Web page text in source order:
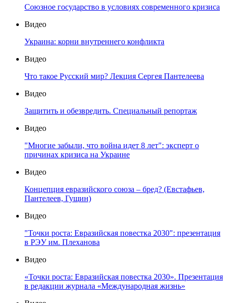
Союзное государство в условиях современного кризиса
Видео
Украина: корни внутреннего конфликта
Видео
Что такое Русский мир? Лекция Сергея Пантелеева
Видео
Защитить и обезвредить. Специальный репортаж
Видео
"Многие забыли, что война идет 8 лет": эксперт о
причинах кризиса на Украине
Видео
Концепция евразийского союза – бред? (Евстафьев,
Пантелеев, Гущин)
Видео
"Точки роста: Евразийская повестка 2030": презентация
в РЭУ им. Плеханова
Видео
«Точки роста: Евразийская повестка 2030». Презентация
в редакции журнала «Международная жизнь»